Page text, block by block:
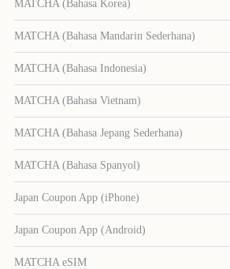
MATCHA (Bahasa Korea)
MATCHA (Bahasa Mandarin Sederhana)
MATCHA (Bahasa Indonesia)
MATCHA (Bahasa Vietnam)
MATCHA (Bahasa Jepang Sederhana)
MATCHA (Bahasa Spanyol)
Japan Coupon App (iPhone)
Japan Coupon App (Android)
MATCHA eSIM